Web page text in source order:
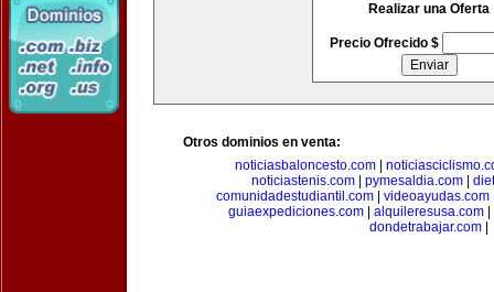
Realizar una Oferta
Precio Ofrecido $
Otros dominios en venta:
noticiasbaloncesto.com
noticiastenis.com
pymesaldia.com
comunidadestudiantil.com| videoayudas.com
guiaexpediciones.com| alquileresusa.com|
dondetrabajar.com